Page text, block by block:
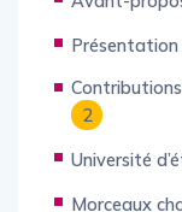
Présentation
2
Université
Morceaux